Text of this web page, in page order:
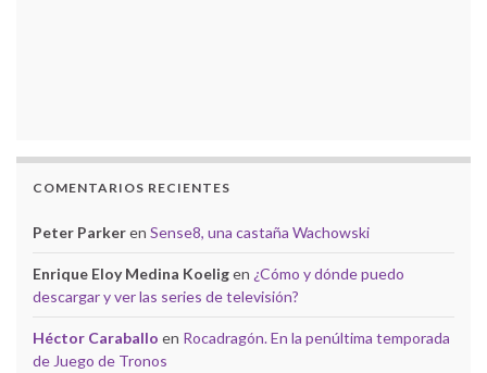
COMENTARIOS RECIENTES
Peter Parkeren Sense8, una castaña Wachowski
Enrique Eloy Medina Koeligen ¿Cómo y dónde puedo
descargar y ver las series de televisión?
Héctor Caraballo en Rocadragón. En la penúltima temporada
de Juego de Tronos